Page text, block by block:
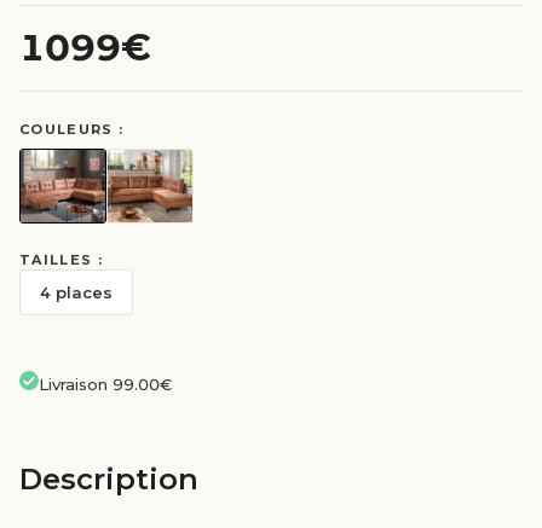
1099€
COULEURS :
TAILLES :
4 places
Livraison 99.00€
Description